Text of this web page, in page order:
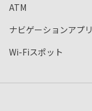
ATM
ナビゲーションアプリ
Wi-Fiスポット